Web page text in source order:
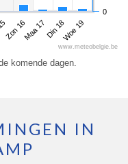
Zon 16Maa 17Din 18Woe 19
0
www.meteobelgie.be
komende dagen.
IN